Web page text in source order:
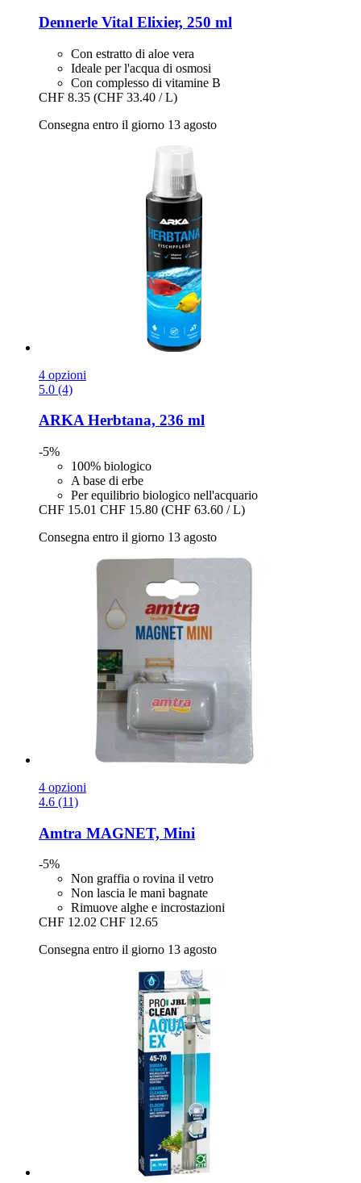
Dennerle Vital Elixier, 250 ml
Con estratto di aloe vera
Ideale per l'acqua di osmosi
Con complesso di vitamine B
CHF 8.35 (CHF 33.40 / L)
Consegna entro il giorno 13 agosto
4 opzioni
5.0 (4)
ARKAHerbtana, 236 ml
-5%
100% biologico
A base di erbe
Per equilibrio biologico nell'acquario
CHF 15.01 CHF 15.80 (CHF 63.60 / L)
Consegna entro il giorno 13 agosto
4 opzioni
4.6 (11)
Amtra MAGNET, Mini
-5%
Non graffia o rovina il vetro
Non lascia le mani bagnate
Rimuove alghe e incrostazioni
CHF 12.02 CHF 12.65
Consegna entro il giorno 13 agosto